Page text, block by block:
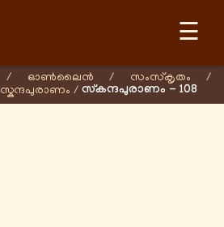
☰
/ ഓണ്‍ലൈന്‍ / സംസ്കൃതം
/
സ്കന്ദപുരാണം / സ്കന്ദപുരാണം - 108